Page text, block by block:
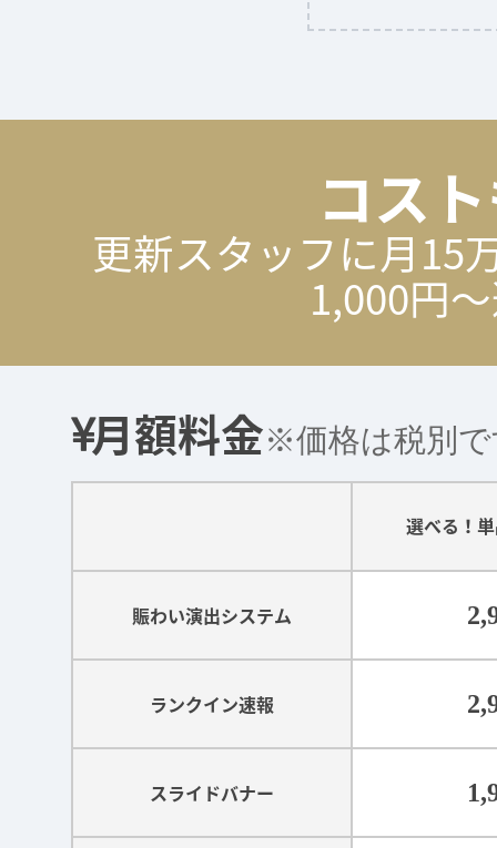
コス
更新スタッフに月15
1,000円
月額料金※価格は税別
選べる！
賑わい演出システム
ランクイン速報
スライドバナー